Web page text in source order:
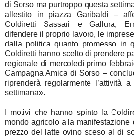
di Sorso ma purtroppo questa
allestito in piazza Garibaldi –
Coldiretti Sassari e Gallura,
difendere il proprio lavoro, le
dalla politica quanto promesso in
Coldiretti hanno scelto di prendere
regionale di mercoledì primo
Campagna Amica di Sorso –
riprenderà regolarmente l’attività
settimana».
I motivi che hanno spinto la
mondo agricolo alla manifestazione
prezzo del latte ovino sceso al di